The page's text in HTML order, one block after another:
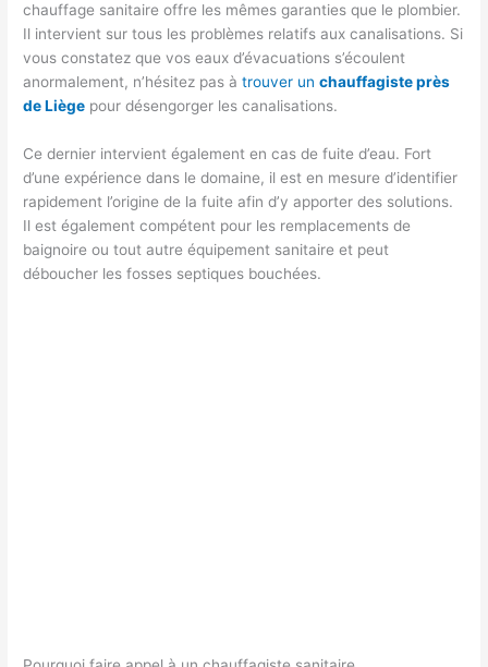
chauffage sanitaire offre les mêmes garanties que le plombier.
Il intervient sur tous les problèmes relatifs aux canalisations. Si
vous constatez que vos eaux d’évacuations s’écoulent
anormalement, n’hésitez pas àtrouver unchauffagiste près
de Liège pour désengorger les canalisations.
Ce dernier intervient également en cas de fuite d’eau. Fort
d’une expérience dans le domaine, il est en mesure d’identifier
rapidement l’origine de la fuite afin d’y apporter des solutions.
Il est également compétent pour les remplacements de
baignoire ou tout autre équipement sanitaire et peut
déboucher les fosses septiques bouchées.